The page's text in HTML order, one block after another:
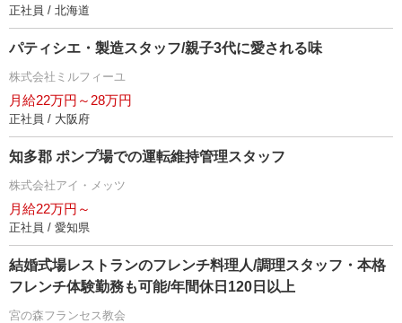
正社員 / 北海道
パティシエ・製造スタッフ/親子3代に愛される味
株式会社ミルフィーユ
月給22万円～28万円
正社員 / 大阪府
知多郡 ポンプ場での運転維持管理スタッフ
株式会社アイ・メッツ
月給22万円～
正社員 / 愛知県
結婚式場レストランのフレンチ料理人/調理スタッフ・本格
フレンチ体験勤務も可能/年間休日120日以上
宮の森フランセス教会